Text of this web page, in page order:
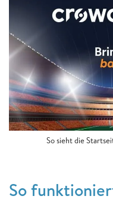
So sieht die
So